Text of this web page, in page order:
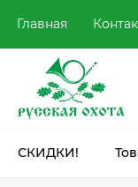
Главная
СКИДКИ!